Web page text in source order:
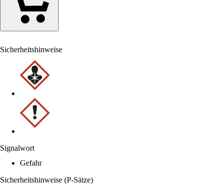
Sicherheitshinweise
Signalwort
Gefahr
Sicherheitshinweise (P-Sätze)